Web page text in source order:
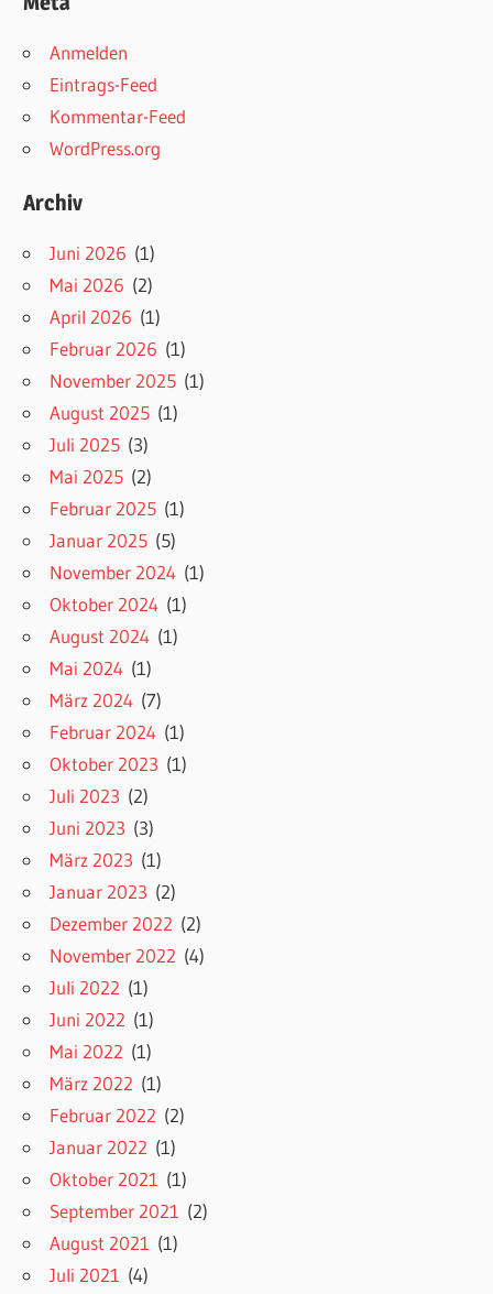
Anmelden
Eintrags-Feed
Kommentar-Feed
WordPress.org
Archiv
Juni 2026 (1)
Mai 2026 (2)
April 2026 (1)
Februar 2026 (1)
November 2025 (1)
August 2025 (1)
Juli 2025 (3)
Mai 2025 (2)
Februar 2025 (1)
Januar 2025 (5)
November 2024 (1)
Oktober 2024 (1)
August 2024 (1)
Mai 2024 (1)
März 2024 (7)
Februar 2024 (1)
Oktober 2023 (1)
Juli 2023 (2)
Juni 2023 (3)
März 2023 (1)
Januar 2023 (2)
Dezember 2022 (2)
November 2022 (4)
Juli 2022 (1)
Juni 2022 (1)
Mai 2022 (1)
März 2022 (1)
Februar 2022 (2)
Januar 2022 (1)
Oktober 2021 (1)
September 2021 (2)
August 2021 (1)
Juli 2021 (4)